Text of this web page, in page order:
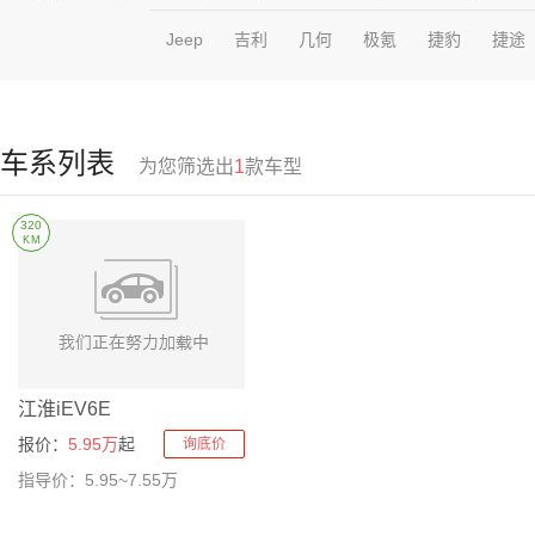
Jeep 吉利 几何 极氪 捷豹 捷途
车系列表 为您筛选出1款车型
江淮iEV6E
报价： 5.95万起 询底价
指导价：5.95~7.55万
320
KM